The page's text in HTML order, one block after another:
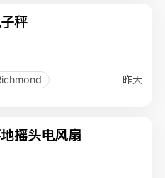
秤
昨天
摇头电风扇